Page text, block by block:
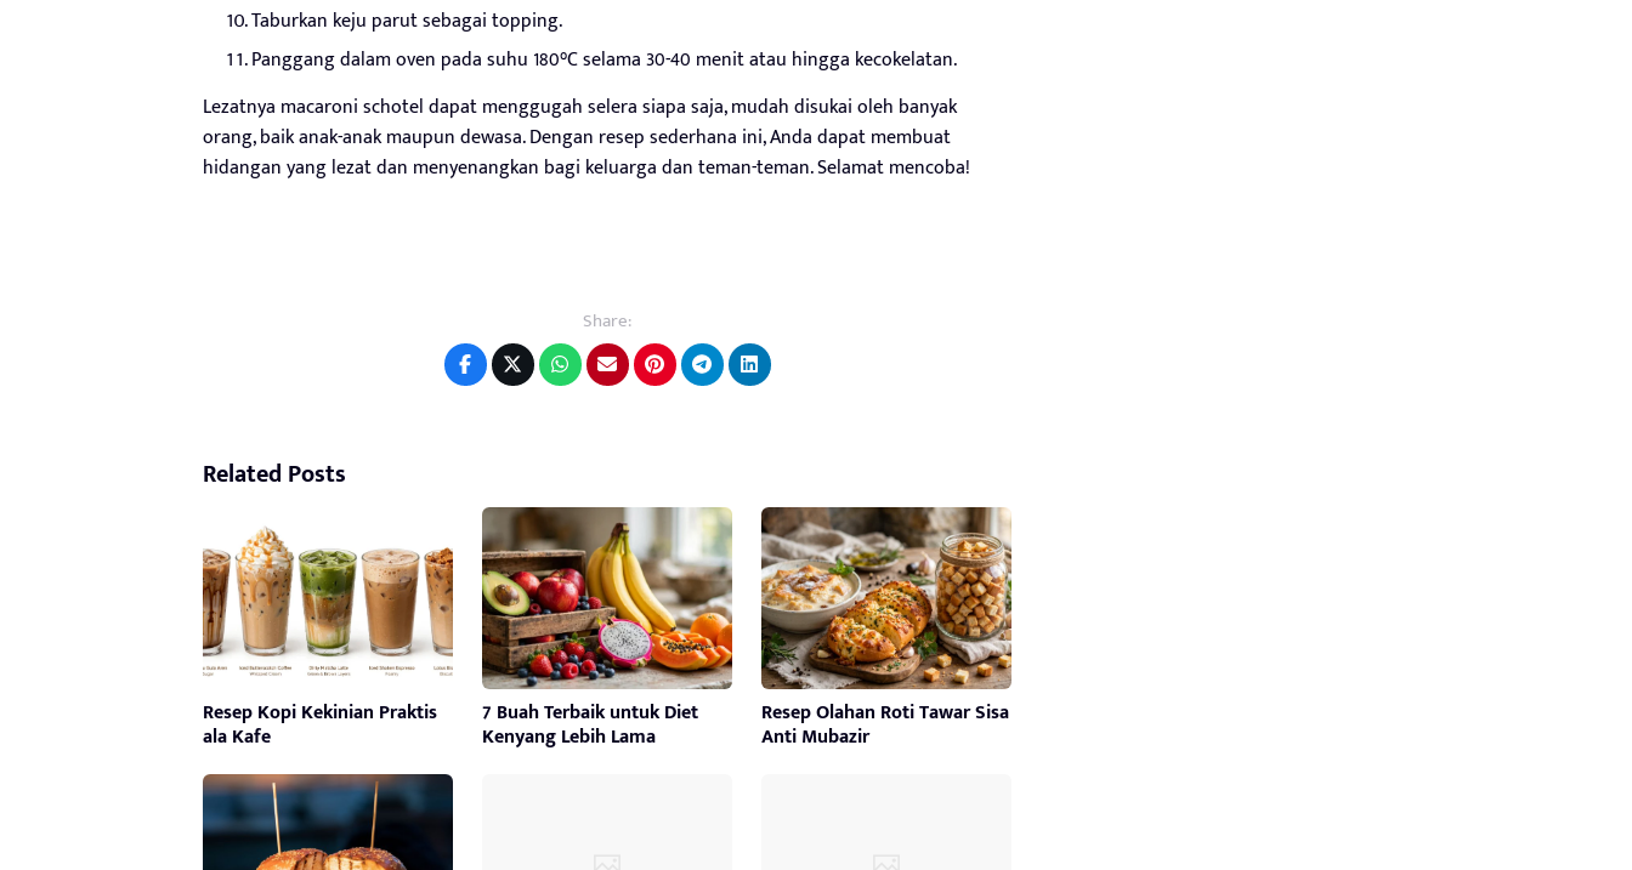
Taburkan keju parut sebagai topping.
Panggang dalam oven pada suhu 180°C selama 30-40 menit atau hingga kecokelatan.
Lezatnya macaroni schotel dapat menggugah selera siapa saja, mudah disukai oleh banyak
orang, baik anak-anak maupun dewasa. Dengan resep sederhana ini, Anda dapat membuat
hidangan yang lezat dan menyenangkan bagi keluarga dan teman-teman. Selamat mencoba!
Share:
Related Posts
Resep Kopi Kekinian Praktis
ala Kafe
7 Buah Terbaik untuk Diet
Kenyang Lebih Lama
Resep Olahan Roti Tawar Sisa
Anti Mubazir